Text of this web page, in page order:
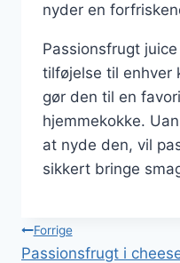
nyder en
Passionsfrugt
tilføjelse til enhver
gør den til en
hjemmekokke.
at nyde den, vil
sikkert bringe
Forrige
Passionsfrugt i